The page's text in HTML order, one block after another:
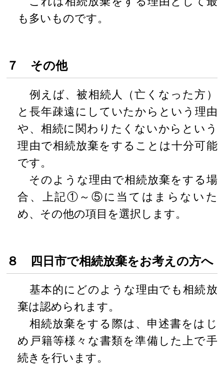
も多いものです。
７ その他
例えば、被相続人（亡くなった方）
と長年疎遠にしていたからという理由
や、相続に関わりたくないからという
理由で相続放棄をすることは十分可能
です。
そのような理由で相続放棄をする場
合、上記①～⑤に当てはまらないた
め、その他の項目を選択します。
８ 四日市で相続放棄をお考えの方へ
基本的にどのような理由でも相続放
棄は認められます。
相続放棄をする際は、申述書をはじ
め戸籍等様々な書類を準備した上で手
続きを行います。